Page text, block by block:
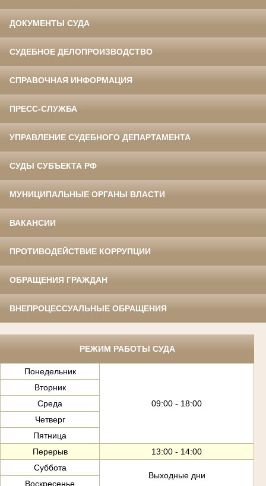
ДОКУМЕНТЫ СУДА
СУДЕБНОЕ ДЕЛОПРОИЗВОДСТВО
СПРАВОЧНАЯ ИНФОРМАЦИЯ
ПРЕСС-СЛУЖБА
УПРАВЛЕНИЕ СУДЕБНОГО ДЕПАРТАМЕНТА
СУДЫ СУБЪЕКТА РФ
МУНИЦИПАЛЬНЫЕ ОРГАНЫ ВЛАСТИ
ВАКАНСИИ
ПРОТИВОДЕЙСТВИЕ КОРРУПЦИИ
ОБРАЩЕНИЯ ГРАЖДАН
ВНЕПРОЦЕССУАЛЬНЫЕ ОБРАЩЕНИЯ
РЕЖИМ РАБОТЫ СУДА
Понедельник
09:00 - 18:00
Вторник
Среда
Четверг
Пятница
Перерыв
13:00 - 14:00
Суббота
Выходные дни
Воскресенье